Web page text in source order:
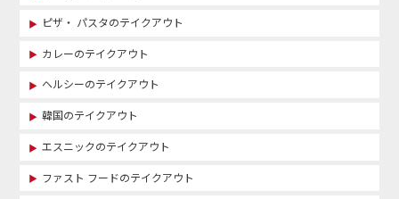
ピザ・ パスタのテイクアウト
カレーのテイクアウト
ヘルシーのテイクアウト
韓国のテイクアウト
エスニックのテイクアウト
ファスト フードのテイクアウト